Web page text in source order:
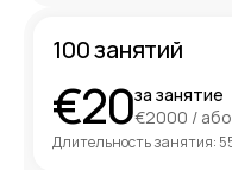
100 занятий
€20за занятие
€2000 /
Длительность занятия: